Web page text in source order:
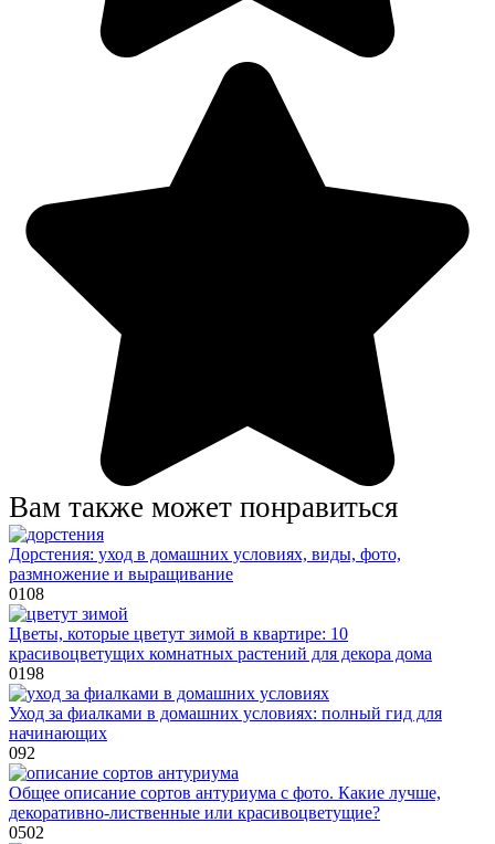
Вам также может понравиться
Дорстения: уход в домашних условиях, виды, фото,
размножение и выращивание
0108
Цветы, которые цветут зимой в квартире: 10
красивоцветущих комнатных растений для декора дома
0198
Уход за фиалками в домашних условиях: полный гид для
начинающих
092
Общее описание сортов антуриума с фото. Какие лучше,
декоративно-лиственные или красивоцветущие?
0502